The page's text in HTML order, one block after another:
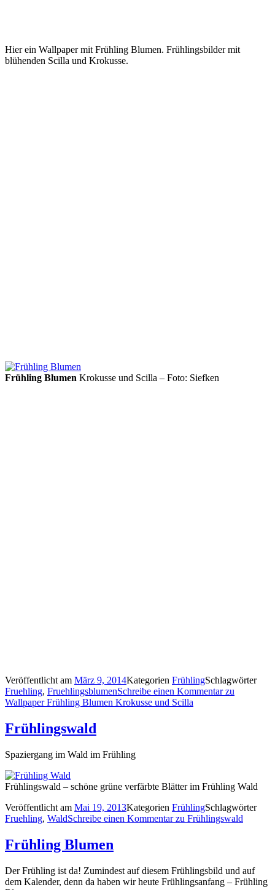
Hier ein Wallpaper mit Frühling Blumen. Frühlingsbilder mit
blühenden Scilla und Krokusse.
Frühling Blumen Krokusse und Scilla – Foto: Siefken
Veröffentlicht am März 9, 2014Kategorien FrühlingSchlagwörter
Fruehling, FruehlingsblumenSchreibe einen Kommentarzu
Wallpaper Frühling Blumen Krokusse und Scilla
Frühlingswald
Spaziergang im Wald im Frühling
Frühlingswald – schöne grüne verfärbte Blätter im Frühling Wald
Veröffentlicht am Mai 19, 2013Kategorien FrühlingSchlagwörter
Fruehling, WaldSchreibe einen Kommentarzu Frühlingswald
Frühling Blumen
Der Frühling ist da! Zumindest auf diesem Frühlingsbild und auf
dem Kalender, denn da haben wir heute Frühlingsanfang – Frühling